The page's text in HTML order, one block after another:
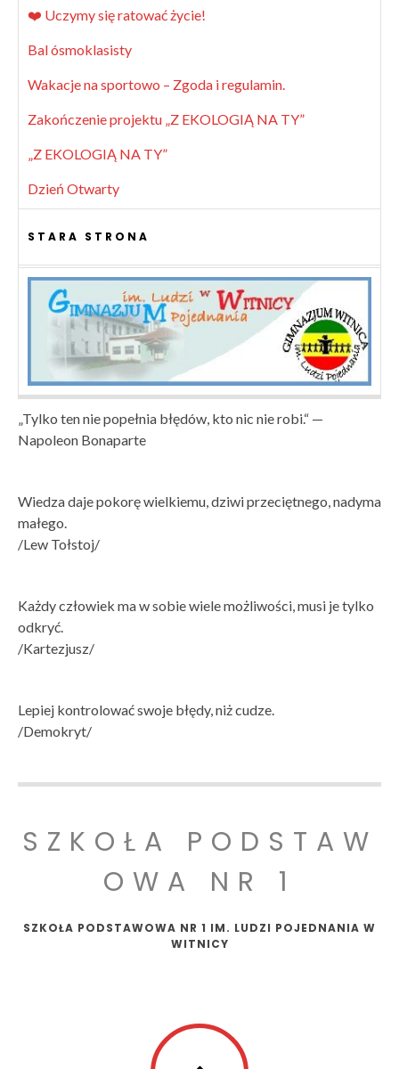
❤️ Uczymy się ratować życie!
Bal ósmoklasisty
Wakacje na sportowo – Zgoda i regulamin.
Zakończenie projektu „Z EKOLOGIĄ NA TY”
„Z EKOLOGIĄ NA TY”
Dzień Otwarty
STARA STRONA
„Tylko ten nie popełnia błędów, kto nic nie robi.“ —
Napoleon Bonaparte
Wiedza daje pokorę wielkiemu, dziwi przeciętnego, nadyma
małego.
/Lew Tołstoj/
Każdy człowiek ma w sobie wiele możliwości, musi je tylko
odkryć.
/Kartezjusz/
Lepiej kontrolować swoje błędy, niż cudze.
/Demokryt/
SZKOŁA PODSTAW
OWA NR 1
SZKOŁA PODSTAWOWA NR 1 IM. LUDZI POJEDNANIA W
WITNICY